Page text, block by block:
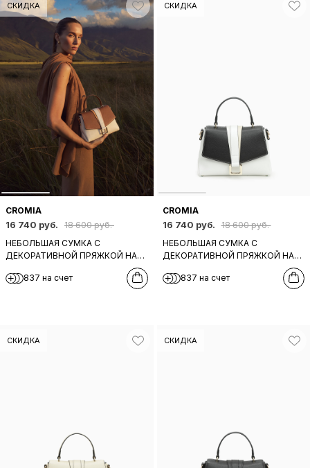
СКИДКА
CROMIA
16 740 руб.
18 600 руб.
НЕБОЛЬШАЯ СУМКА С
ДЕКОРАТИВНОЙ ПРЯЖКОЙ НА
КЛАПАНЕ ОТ CROMIA ИЗ БЕЛОЙ
И РЫЖЕЙ КОЖИ
837 на счет
СКИДКА
CROMIA
16 740 руб.
18 600 руб.
НЕБОЛЬШАЯ СУМКА С
ДЕКОРАТИВНОЙ ПРЯЖКОЙ НА
КЛАПАНЕ ОТ CROMIA ИЗ БЕЛОЙ
И ЧЕРНОЙ КОЖИ
837 на счет
СКИДКА СКИДКА